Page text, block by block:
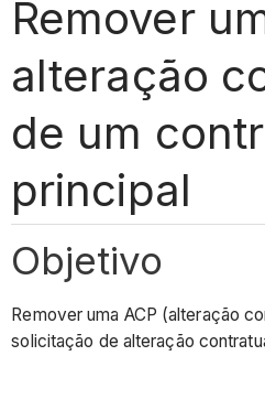
Remover
alteração
de um
principal
Objetivo
Remover uma ACP (alteração
solicitação de alteração